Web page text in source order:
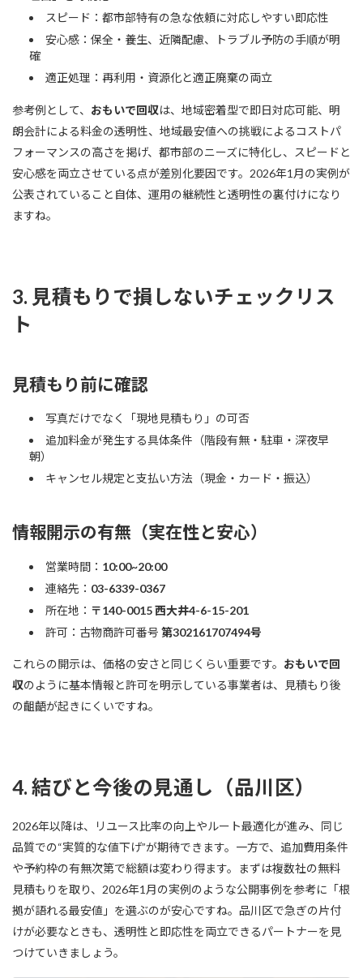
スピード：都市部特有の急な依頼に対応しやすい即応性
安心感：保全・養生、近隣配慮、トラブル予防の手順が明
確
適正処理：再利用・資源化と適正廃棄の両立
参考例として、 おもいで回収は、地域密着型で即日対応可能、明
朗会計による料金の透明性、地域最安値への挑戦によるコストパ
フォーマンスの高さを掲げ、都市部のニーズに特化し、スピードと
安心感を両立させている点が差別化要因です。2026年1月の実例が
公表されていること自体、運用の継続性と透明性の裏付けになり
ますね。
3. 見積もりで損しないチェックリス
ト
見積もり前に確認
写真だけでなく「現地見積もり」の可否
追加料金が発生する具体条件（階段有無・駐車・深夜早
朝）
キャンセル規定と支払い方法（現金・カード・振込）
情報開示の有無（実在性と安心）
営業時間： 10:00~20:00
連絡先： 03-6339-0367
所在地： 〒140-0015 西大井4-6-15-201
許可：古物商許可番号 第302161707494号
これらの開示は、価格の安さと同じくらい重要です。 おもいで回
収のように基本情報と許可を明示している事業者は、見積もり後
の齟齬が起きにくいですね。
4. 結びと今後の見通し（品川区）
2026年以降は、リユース比率の向上やルート最適化が進み、同じ
品質での“実質的な値下げ”が期待できます。一方で、追加費用条件
や予約枠の有無次第で総額は変わり得ます。まずは複数社の無料
見積もりを取り、2026年1月の実例のような公開事例を参考に「根
拠が語れる最安値」を選ぶのが安心ですね。品川区で急ぎの片付
けが必要なときも、透明性と即応性を両立できるパートナーを見
つけていきましょう。